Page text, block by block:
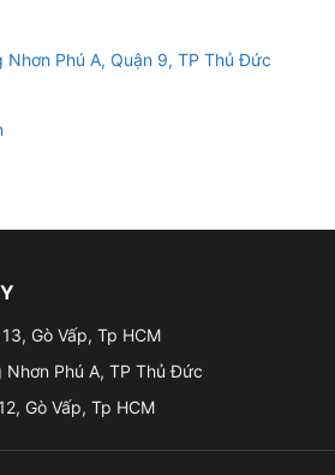
Nhơn Phú A, Quận 9, TP Thủ Đức
Gò Vấp, Tp HCM
Nhơn Phú A, TP Thủ Đức
Gò Vấp, Tp HCM